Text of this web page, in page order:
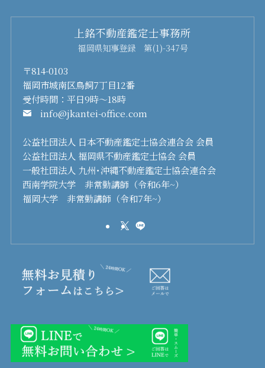
上銘不動産鑑定士事務所
福岡県知事登録 第(1)-347号
〒814-0103
福岡市城南区鳥飼7丁目12番
受付時間：平日9時～18時
info@jkantei-office.com
公益社団法人 日本不動産鑑定士協会連合会 会員
公益社団法人 福岡県不動産鑑定士協会 会員
一般社団法人 九州･沖縄不動産鑑定士協会連合会
西南学院大学 非常勤講師（令和6年~）
福岡大学 非常勤講師（令和7年~）